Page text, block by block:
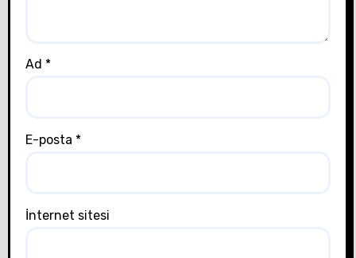
Ad *
E-posta *
İnternet sitesi